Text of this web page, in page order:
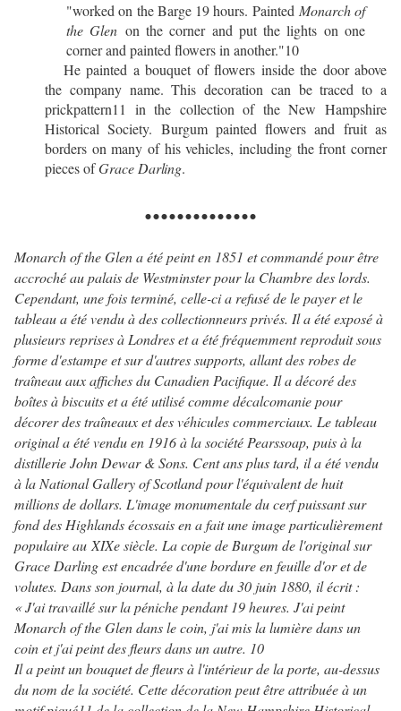
"worked on the Barge 19 hours. Painted Monarch of
the Glen on the corner and put the lights on one
corner and painted flowers in another."10
He painted a bouquet of flowers inside the door above
the company name. This decoration can be traced to a
prickpattern11 in the collection of the New Hampshire
Historical Society. Burgum painted flowers and fruit as
borders on many of his vehicles, including the front corner
pieces ofGrace Darling.
..............
Monarch of the Glen a été peint en 1851 et commandé pour être
accroché au palais de Westminster pour la Chambre des lords.
Cependant, une fois terminé, celle-ci a refusé de le payer et le
tableau a été vendu à des collectionneurs privés. Il a été exposé à
plusieurs reprises à Londres et a été fréquemment reproduit sous
forme d'estampe et sur d'autres supports, allant des robes de
traîneau aux affiches du Canadien Pacifique. Il a décoré des
boîtes à biscuits et a été utilisé comme décalcomanie pour
décorer des traîneaux et des véhicules commerciaux. Le tableau
original a été vendu en 1916 à la société Pearssoap, puis à la
distillerie John Dewar & Sons. Cent ans plus tard, il a été vendu
à la National Gallery of Scotland pour l'équivalent de huit
millions de dollars. L'image monumentale du cerf puissant sur
fond des Highlands écossais en a fait une image particulièrement
populaire au XIXe siècle. La copie de Burgum de l'original sur
Grace Darling est encadrée d'une bordure en feuille d'or et de
volutes. Dans son journal, à la date du 30 juin 1880, il écrit :
« J'ai travaillé sur la péniche pendant 19 heures. J'ai peint
Monarch of the Glen dans le coin, j'ai mis la lumière dans un
coin et j'ai peint des fleurs dans un autre. 10
Il a peint un bouquet de fleurs à l'intérieur de la porte, au-dessus
du nom de la société. Cette décoration peut être attribuée à un